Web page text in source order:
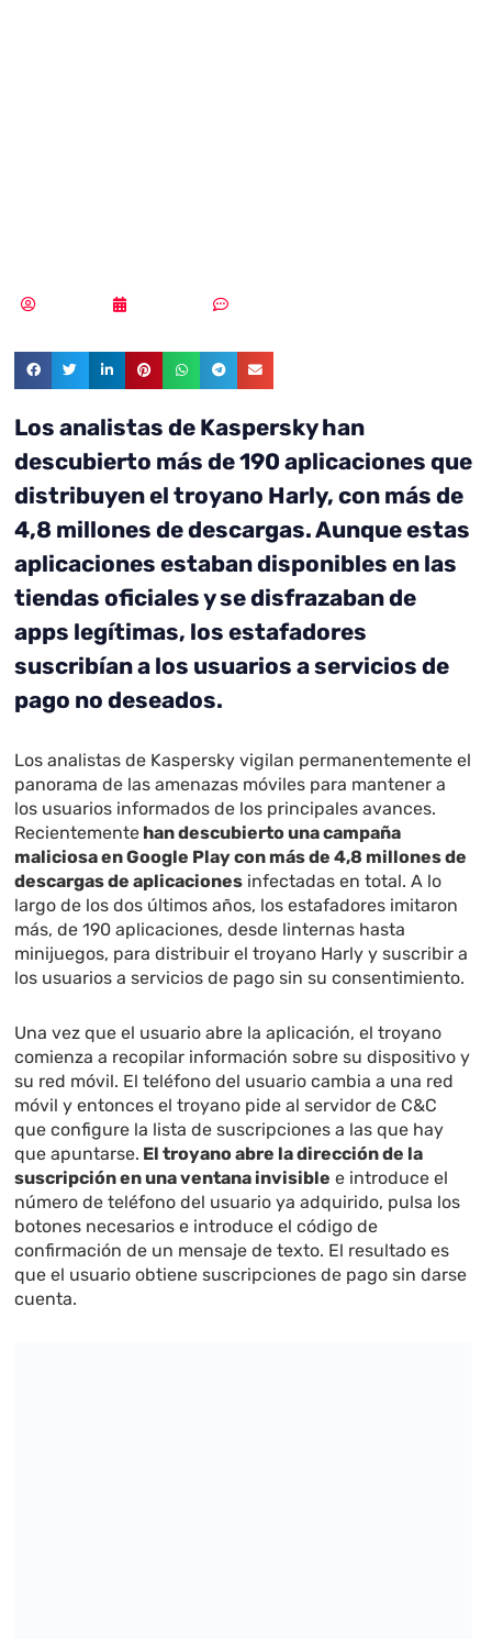
Los analistas de Kaspersky han
descubierto más de 190 aplicaciones que
distribuyen el troyano Harly, con más de
4,8 millones de descargas. Aunque estas
aplicaciones estaban disponibles en las
tiendas oficiales y se disfrazaban de
apps legítimas, los estafadores
suscribían a los usuarios a servicios de
pago no deseados.
Los analistas de Kaspersky vigilan permanentemente el
panorama de las amenazas móviles para mantener a
los usuarios informados de los principales avances.
Recientemente han descubierto una campaña
maliciosa en Google Play con más de 4,8 millones de
descargas de aplicaciones infectadas en total. A lo
largo de los dos últimos años, los estafadores imitaron
más, de 190 aplicaciones, desde linternas hasta
minijuegos, para distribuir el troyano Harly y suscribir a
los usuarios a servicios de pago sin su consentimiento.
Una vez que el usuario abre la aplicación, el troyano
comienza a recopilar información sobre su dispositivo y
su red móvil. El teléfono del usuario cambia a una red
móvil y entonces el troyano pide al servidor de C&C
que configure la lista de suscripciones a las que hay
que apuntarse. El troyano abre la dirección de la
suscripción en una ventana invisible e introduce el
número de teléfono del usuario ya adquirido, pulsa los
botones necesarios e introduce el código de
confirmación de un mensaje de texto. El resultado es
que el usuario obtiene suscripciones de pago sin darse
cuenta.